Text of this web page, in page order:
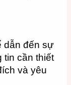
dẫn đến sự
tin cần thiết
và yêu